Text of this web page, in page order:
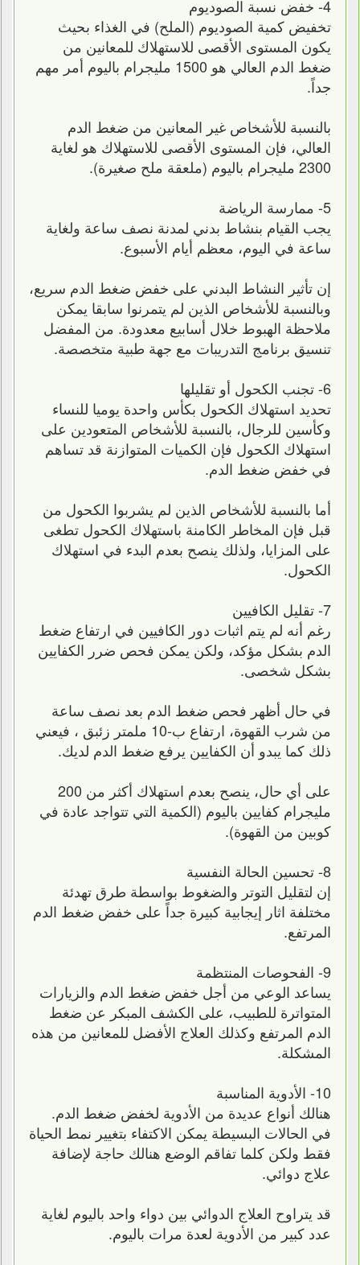
4- خفض نسبة الصوديوم
تخفيض كمية الصوديوم (الملح) في الغذاء بحيث
يكون المستوى الأقصى للاستهلاك للمعانين من
ضغط الدم العالي هو 1500 مليجرام باليوم أمر مهم
جداً.
بالنسبة للأشخاص غير المعانين من ضغط الدم
العالي، فإن المستوى الأقصى للاستهلاك هو لغاية
2300 مليجرام باليوم (ملعقة ملح صغيرة).
5- ممارسة الرياضة
يجب القيام بنشاط بدني لمدنة نصف ساعة ولغاية
ساعة في اليوم، معظم أيام الأسبوع.
إن تأثير النشاط البدني على خفض ضغط الدم سريع،
وبالنسبة للأشخاص الذين لم يتمرنوا سابقا يمكن
ملاحظة الهبوط خلال أسابيع معدودة. من المفضل
تنسيق برنامج التدريبات مع جهة طبية متخصصة.
6- تجنب الكحول أو تقليلها
تحديد استهلاك الكحول بكأس واحدة يوميا للنساء
وكأسين للرجال، بالنسبة للأشخاص المتعودين على
استهلاك الكحول فإن الكميات المتوازنة قد تساهم
في خفض ضغط الدم.
أما بالنسبة للأشخاص الذين لم يشربوا الكحول من
قبل فإن المخاطر الكامنة باستهلاك الكحول تطغى
على المزايا، ولذلك ينصح بعدم البدء في استهلاك
الكحول.
7- تقليل الكافيين
رغم أنه لم يتم اثبات دور الكافيين في ارتفاع ضغط
الدم بشكل مؤكد، ولكن يمكن فحص ضرر الكفايين
بشكل شخصى.
في حال أظهر فحص ضغط الدم بعد نصف ساعة
من شرب القهوة، ارتفاع ب-10 ملمتر زئبق ، فيعني
ذلك كما يبدو أن الكفايين يرفع ضغط الدم لديك.
على أي حال، ينصح بعدم استهلاك أكثر من 200
مليجرام كفايين باليوم (الكمية التي تتواجد عادة في
كوبين من القهوة).
8- تحسين الحالة النفسية
إن لتقليل التوتر والضغوط بواسطة طرق تهدئة
مختلفة اثار إيجابية كبيرة جداً على خفض ضغط الدم
المرتفع.
9- الفحوصات المنتظمة
يساعد الوعي من أجل خفض ضغط الدم والزيارات
المتواترة للطبيب، على الكشف المبكر عن ضغط
الدم المرتفع وكذلك العلاج الأفضل للمعانين من هذه
المشكلة.
10- الأدوية المناسبة
هنالك أنواع عديدة من الأدوية لخفض ضغط الدم.
في الحالات البسيطة يمكن الاكتفاء بتغيير نمط الحياة
فقط ولكن كلما تفاقم الوضع هنالك حاجة لإضافة
علاج دوائي.
قد يتراوح العلاج الدوائي بين دواء واحد باليوم لغاية
عدد كبير من الأدوية لعدة مرات باليوم.